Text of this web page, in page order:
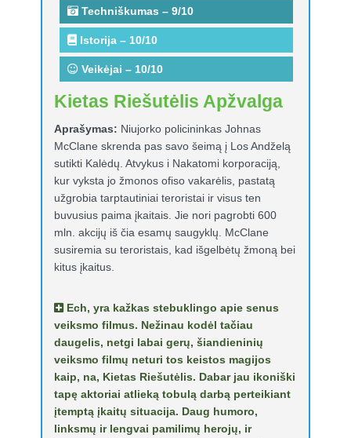
Techniškumas – 9/10
Istorija – 10/10
Veikėjai – 10/10
Kietas Riešutėlis Apžvalga
Aprašymas: Niujorko policininkas Johnas
McClane skrenda pas savo šeimą į Los Andželą
sutikti Kalėdų. Atvykus i Nakatomi korporaciją,
kur vyksta jo žmonos ofiso vakarėlis, pastatą
užgrobia tarptautiniai teroristai ir visus ten
buvusius paima įkaitais. Jie nori pagrobti 600
mln. akcijų iš čia esamų saugyklų. McClane
susiremia su teroristais, kad išgelbėtų žmoną bei
kitus įkaitus.
Ech, yra kažkas stebuklingo apie senus
veiksmo filmus. Nežinau kodėl tačiau
daugelis, netgi labai gerų, šiandieninių
veiksmo filmų neturi tos keistos magijos
kaip, na, Kietas Riešutėlis. Dabar jau ikoniški
tapę aktoriai atlieką tobulą darbą perteikiant
įtemptą įkaitų situacija. Daug humoro,
linksmų ir lengvai pamilimų herojų, ir